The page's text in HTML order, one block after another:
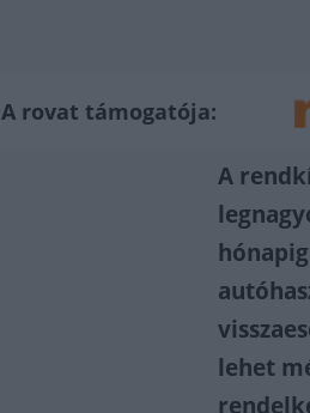
A rovat támogatója:
A
lehet